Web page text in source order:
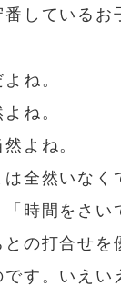
しているお
ね。
ね。
よね。
全然いな
時間をさ
の打合せ
す。いえ